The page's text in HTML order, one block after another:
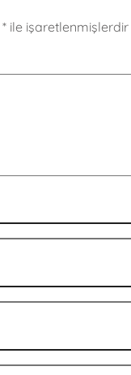
* ile işaretlenmişlerdir